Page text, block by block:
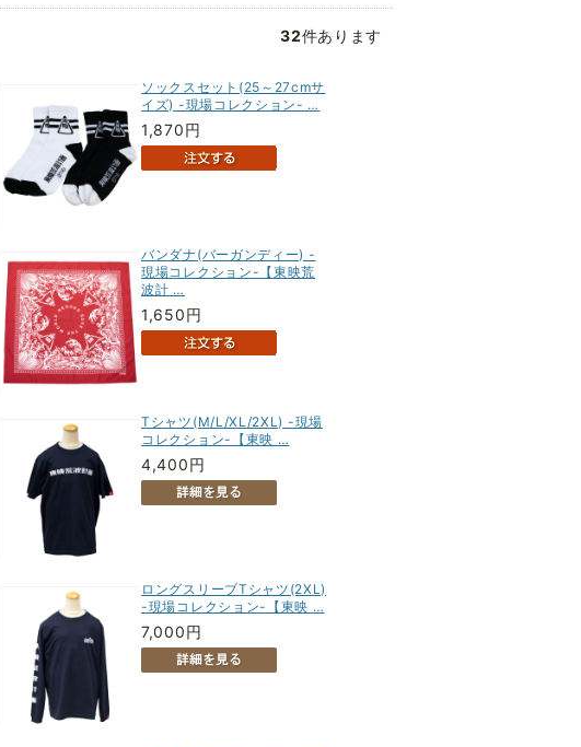
32件あります
ソックスセット(25～27cmサ
イズ) -現場コレクション- …
1,870円
バンダナ(バーガンディー) -
現場コレクション-【東映荒
波計 …
1,650円
Tシャツ(M/L/XL/2XL) -現場
コレクション-【東映 …
4,400円
ロングスリーブTシャツ(2XL)
-現場コレクション-【東映 …
7,000円